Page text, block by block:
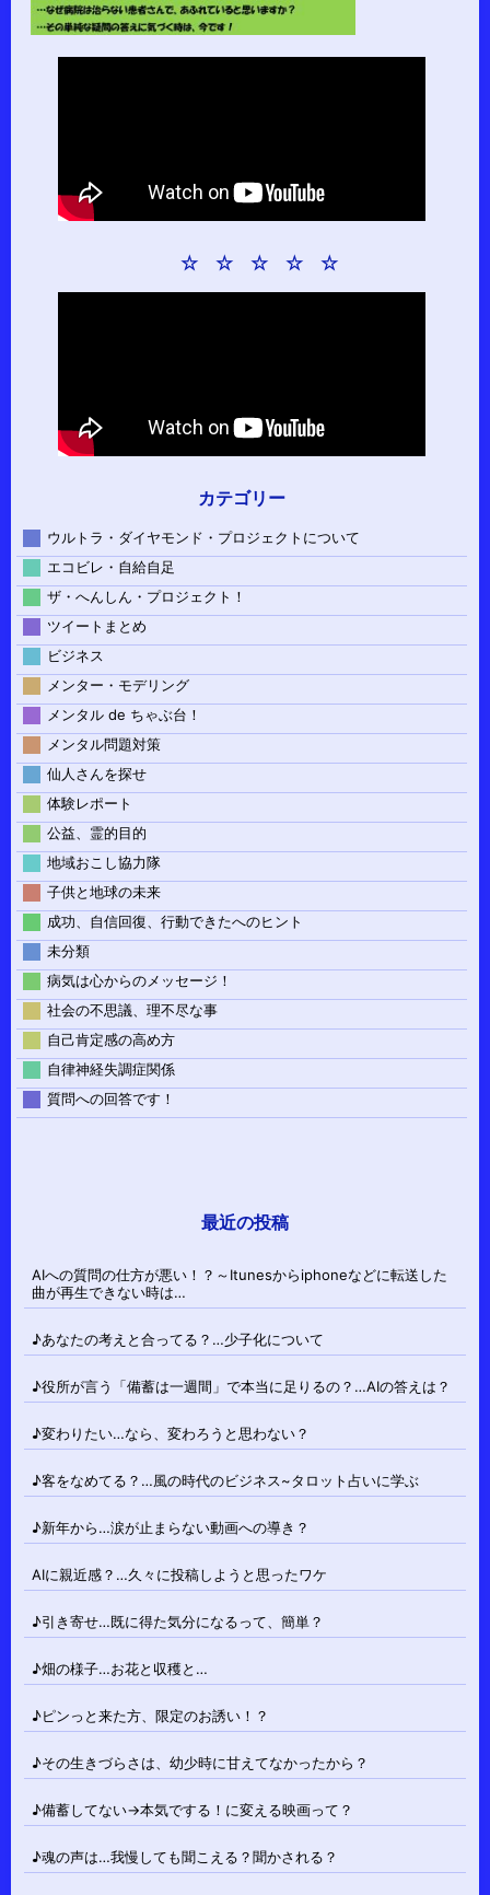
☆ ☆ ☆ ☆ ☆
カテゴリー
ウルトラ・ダイヤモンド・プロジェクトについて
エコビレ・自給自足
ザ・へんしん・プロジェクト！
ツイートまとめ
ビジネス
メンター・モデリング
メンタル de ちゃぶ台！
メンタル問題対策
仙人さんを探せ
体験レポート
公益、霊的目的
地域おこし協力隊
子供と地球の未来
成功、自信回復、行動できたへのヒント
未分類
病気は心からのメッセージ！
社会の不思議、理不尽な事
自己肯定感の高め方
自律神経失調症関係
質問への回答です！
最近の投稿
AIへの質問の仕方が悪い！？～Itunesからiphoneなどに転送した
曲が再生できない時は…
♪あなたの考えと合ってる？…少子化について
♪役所が言う「備蓄は一週間」で本当に足りるの？…AIの答えは？
♪変わりたい…なら、変わろうと思わない？
♪客をなめてる？…風の時代のビジネス~タロット占いに学ぶ
♪新年から…涙が止まらない動画への導き？
AIに親近感？…久々に投稿しようと思ったワケ
♪引き寄せ…既に得た気分になるって、簡単？
♪畑の様子…お花と収穫と…
♪ピンっと来た方、限定のお誘い！？
♪その生きづらさは、幼少時に甘えてなかったから？
♪備蓄してない→本気でする！に変える映画って？
♪魂の声は…我慢しても聞こえる？聞かされる？